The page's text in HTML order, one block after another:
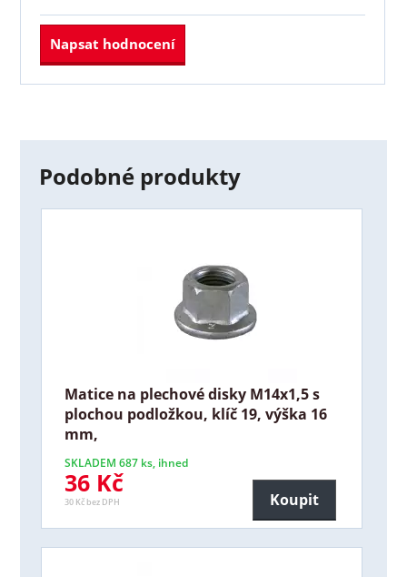
Napsat hodnocení
Podobné produkty
Matice na plechové disky M14x1,5 s
plochou podložkou, klíč 19, výška 16
mm,
SKLADEM 687 ks, ihned
36 Kč
30 Kč bez DPH Koupit